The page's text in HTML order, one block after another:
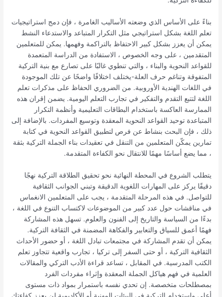
بناءً على الأساس الذي وضعته الأساليب الغامرة ، فإن دمج استراتيجيات
تعلم اللغة بشكل استراتيجي مثل التكرار المتباعد والاستدعاء النشط
يمكن أن يعزز بشكل كبير الاحتفاظ بالتراكمة وفهمها. يمكن للمتعلمين
المتقدمين ، على وجه الخصوص ، الاستفادة من الدراسة المتعمدة
للقواعد النحوية والبناء ، والتي تنطوي غالبًا على تصارع مع بنية التركية
المتفوقة وتناغم حرف العلة-يختلف اختلافًا واضحًا عن تلك الموجودة
في اللغات الهندية الأوروبية. من الضروري الحفاظ على مذكرات تعلم
اللغة لتتبع التقدم والتفكير في تجارب التعلم اليومية. يضمن إقران هذه
الممارسة العاكسة باستخدام البطاقات التعليمية وأنظمة التكرار
المتباعدة توحيد القواعد النحوية المعقدة وتوسيع المفردات. بالإضافة إلى
ذلك ، فإن البحث بنشاط عن فرص لتطبيق القواعد النحوية في كتابة
تمارين يمكّن المتعلمين من التنقل في تعقيدات بناء الجملة التركية بثقة
، مما يضع أساسًا مهمًا للانتقال نحو الكفاءة المتقدمة.
يتطلب الشروع في المحطة النهائية نحو تحقيق الطلاقة التركية نهجًا
دقيقًا يركز على المهارات اللغوية الدقيقة وتبني الجوانب الثقافية
للتواصل. في هذه المرحلة المتقدمة ، يجب على المتعلمين الانغماس
في مناقشات حول عدد كبير من الموضوعات لاكتساب التنوع في اللغة ،
بدءًا من السياسة والتاريخ إلى الفنون والعلوم. تسهل هذه المشاركة
فهمًا أعمق للسياق والتعابير والفكاهة المضمنة في الثقافة التركية.
يمكن أن تقدم المشاركة في مجتمعات تبادل اللغة ، أو حضور الأحداث
الثقافية التركية ، أو حتى السفر إلى تركيا ، تجارب واقعية تتجاوز تعلم
الكتب المدرسية. في المقابل ، تساعد قراءة الأدب التركي والمقالات
العلمية في فهم هياكل الجملة المعقدة وإثراء مفردات الفرد
بمصطلحات متخصصة. إن تحدي نفسه باستمرار بمواد ذات مستوى